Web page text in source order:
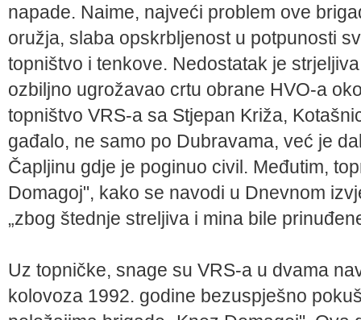
napade. Naime, najveći problem ove
oružja, slaba opskrbljenost u potpunosti
topništvo i tenkove. Nedostatak je
ozbiljno ugrožavao crtu obrane HVO-a
topništvo VRS-a sa Stjepan Križa,
gađalo, ne samo po Dubravama, već je
Čapljinu gdje je poginuo civil. Međutim,
Domagoj", kako se navodi u Dnevnom
„zbog štednje streljiva i mina bile
Uz topničke, snage su VRS-a u dvama
kolovoza 1992. godine bezuspješno